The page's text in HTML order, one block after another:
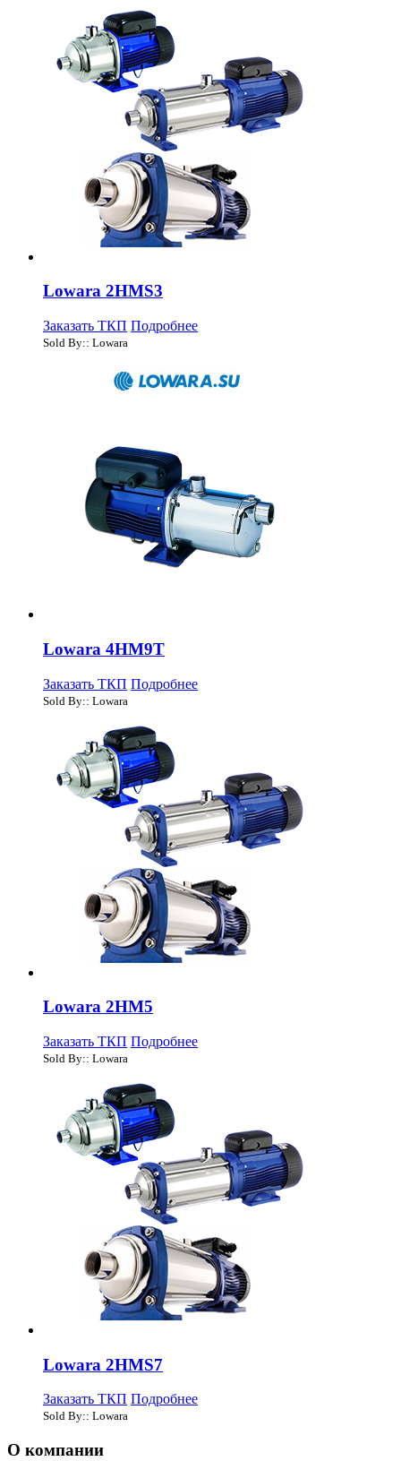
Lowara 2HMS3
Заказать ТКП Подробнее
Sold By:: Lowara
Lowara 4HM9T
Заказать ТКП Подробнее
Sold By:: Lowara
Lowara 2HM5
Заказать ТКП Подробнее
Sold By:: Lowara
Lowara 2HMS7
Заказать ТКП Подробнее
Sold By:: Lowara
О компании